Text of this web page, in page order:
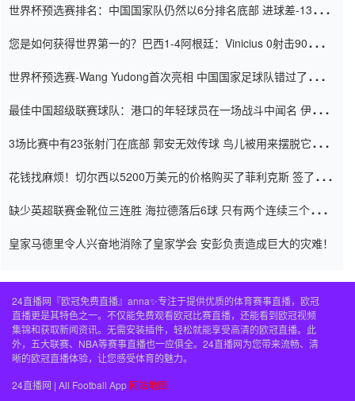
世界杯预选赛排名：中国国家队仍然以6分排名底部 进球差-13令人
您是如何获得世界第一的？巴西1-4阿根廷：Vinicius 0射击90分钟
世界杯预选赛-Wang Yudong首次亮相 中国国家足球队错过了世界
最佳中国超级联赛球队：港口的年轻球员在一场战斗中闻名 伊万放
3场比赛中有23张射门在底部 郭安无效传球 鸟儿被用来摆脱它
花钱找麻烦！切尔西以5200万美元的价格购买了菲利克斯 签了7年
缺少英超联赛金靴位三连胜 海拉德落后6球 只有两个连续三个连续
皇家马德里令人兴奋地消除了皇家学会 安彭负责造成巨大的灾难！
24直播网『欧冠免费直播』anna✨专注于提供优质的体育赛事直播，欧冠
直播更是其特色之一。不仅能免费观看欧冠比赛直播，还能看到欧冠视频
集锦和获取新闻资讯。无需安装插件，轻松就能享受高清的欧冠直播。此
外，五大联赛、NBA等赛事直播也一应俱全。24直播网为您带来流畅、清
晰的欧冠直播体验，让您感受体育的魅力。
24直播网 | All Football App 网站地图